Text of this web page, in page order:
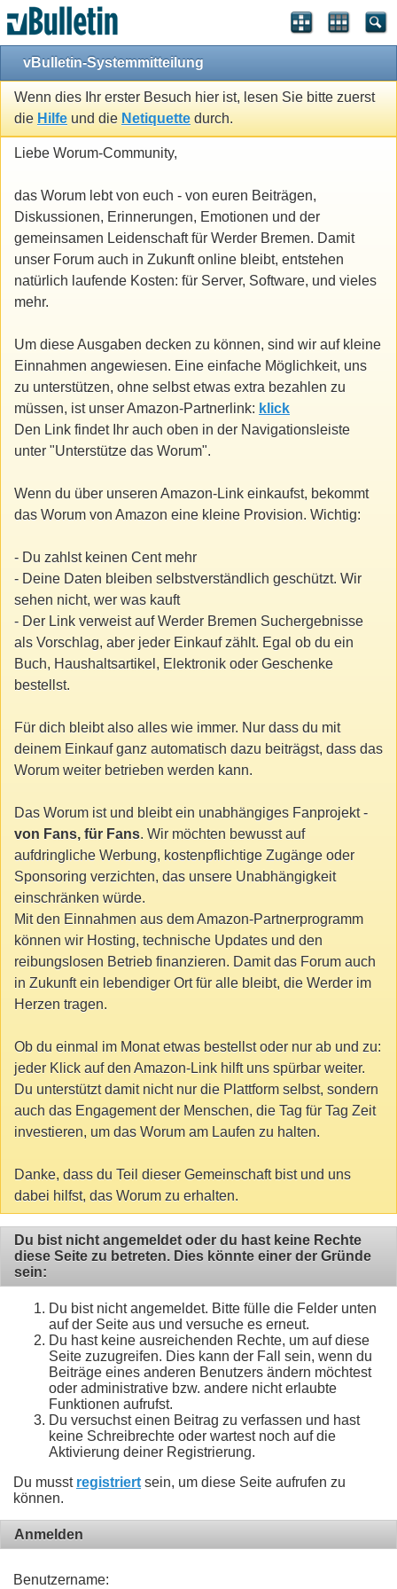
vBulletin-Systemmitteilung
Wenn dies Ihr erster Besuch hier ist, lesen Sie bitte zuerst
die Hilfe und die Netiquette durch.
Liebe Worum-Community,
das Worum lebt von euch - von euren Beiträgen,
Diskussionen, Erinnerungen, Emotionen und der
gemeinsamen Leidenschaft für Werder Bremen. Damit
unser Forum auch in Zukunft online bleibt, entstehen
natürlich laufende Kosten: für Server, Software, und vieles
mehr.
Um diese Ausgaben decken zu können, sind wir auf kleine
Einnahmen angewiesen. Eine einfache Möglichkeit, uns
zu unterstützen, ohne selbst etwas extra bezahlen zu
müssen, ist unser Amazon-Partnerlink: klick
Den Link findet Ihr auch oben in der Navigationsleiste
unter "Unterstütze das Worum".
Wenn du über unseren Amazon-Link einkaufst, bekommt
das Worum von Amazon eine kleine Provision. Wichtig:
- Du zahlst keinen Cent mehr
- Deine Daten bleiben selbstverständlich geschützt. Wir
sehen nicht, wer was kauft
- Der Link verweist auf Werder Bremen Suchergebnisse
als Vorschlag, aber jeder Einkauf zählt. Egal ob du ein
Buch, Haushaltsartikel, Elektronik oder Geschenke
bestellst.
Für dich bleibt also alles wie immer. Nur dass du mit
deinem Einkauf ganz automatisch dazu beiträgst, dass das
Worum weiter betrieben werden kann.
Das Worum ist und bleibt ein unabhängiges Fanprojekt -
von Fans, für Fans. Wir möchten bewusst auf
aufdringliche Werbung, kostenpflichtige Zugänge oder
Sponsoring verzichten, das unsere Unabhängigkeit
einschränken würde.
Mit den Einnahmen aus dem Amazon-Partnerprogramm
können wir Hosting, technische Updates und den
reibungslosen Betrieb finanzieren. Damit das Forum auch
in Zukunft ein lebendiger Ort für alle bleibt, die Werder im
Herzen tragen.
Ob du einmal im Monat etwas bestellst oder nur ab und zu:
jeder Klick auf den Amazon-Link hilft uns spürbar weiter.
Du unterstützt damit nicht nur die Plattform selbst, sondern
auch das Engagement der Menschen, die Tag für Tag Zeit
investieren, um das Worum am Laufen zu halten.
Danke, dass du Teil dieser Gemeinschaft bist und uns
dabei hilfst, das Worum zu erhalten.
Du bist nicht angemeldet oder du hast keine Rechte
diese Seite zu betreten. Dies könnte einer der Gründe
sein:
Du bist nicht angemeldet. Bitte fülle die Felder unten
auf der Seite aus und versuche es erneut.
Du hast keine ausreichenden Rechte, um auf diese
Seite zuzugreifen. Dies kann der Fall sein, wenn du
Beiträge eines anderen Benutzers ändern möchtest
oder administrative bzw. andere nicht erlaubte
Funktionen aufrufst.
Du versuchst einen Beitrag zu verfassen und hast
keine Schreibrechte oder wartest noch auf die
Aktivierung deiner Registrierung.
Du musst registriert sein, um diese Seite aufrufen zu
können.
Anmelden
Benutzername: